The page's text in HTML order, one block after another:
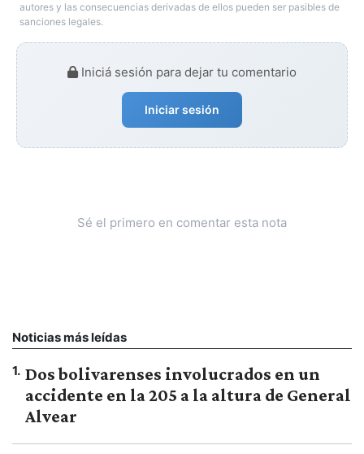
autores y las consecuencias derivadas de ellos pueden ser pasibles de
sanciones legales.
Iniciá sesión para dejar tu comentario
Iniciar sesión
Sé el primero en comentar esta nota
Noticias más leídas
1. Dos bolivarenses involucrados en un
accidente en la 205 a la altura de General
Alvear